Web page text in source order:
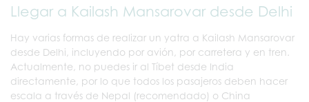
Llegar a Kailash Mansarovar desde Delhi
Hay varias formas de realizar un yatra a Kailash Mansarovar
desde Delhi, incluyendo por avión, por carretera y en tren.
Actualmente, no puedes ir al Tíbet desde India
directamente, por lo que todos los pasajeros deben hacer
escala a través de Nepal (recomendado) o China